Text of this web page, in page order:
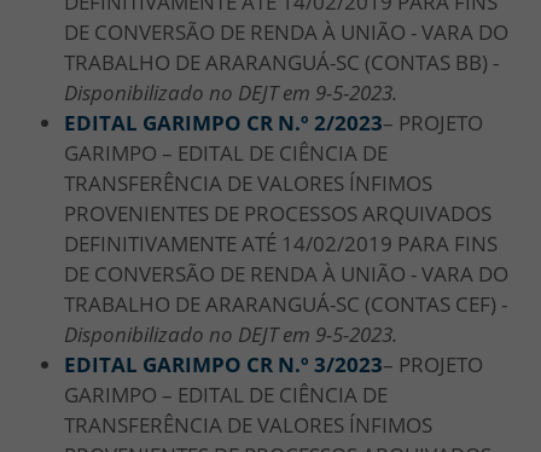
DE CONVERSÃO DE RENDA À UNIÃO - VARA DO
TRABALHO DE ARARANGUÁ-SC (CONTAS BB) -
Disponibilizado no DEJT em 9-5-2023.
EDITAL GARIMPO CR N.º 2/2023– PROJETO
GARIMPO – EDITAL DE CIÊNCIA DE
TRANSFERÊNCIA DE VALORES ÍNFIMOS
PROVENIENTES DE PROCESSOS ARQUIVADOS
DEFINITIVAMENTE ATÉ 14/02/2019 PARA FINS
DE CONVERSÃO DE RENDA À UNIÃO - VARA DO
TRABALHO DE ARARANGUÁ-SC (CONTAS CEF) -
Disponibilizado no DEJT em 9-5-2023.
EDITAL GARIMPO CR N.º 3/2023– PROJETO
GARIMPO – EDITAL DE CIÊNCIA DE
TRANSFERÊNCIA DE VALORES ÍNFIMOS